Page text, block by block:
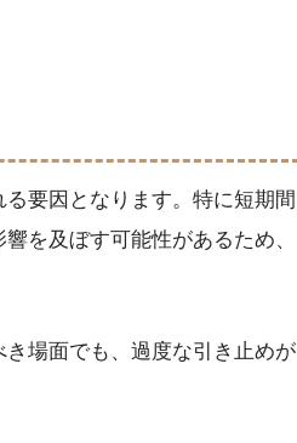
要因となります。特に短期間
を及ぼす可能性があるため、
場面でも、過度な引き止めが